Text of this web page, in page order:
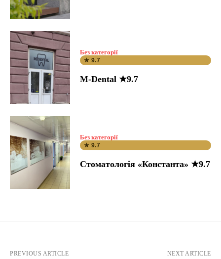
Без категорії
★ 9.7
M-Dental ★9.7
Без категорії
★ 9.7
Стоматологія «Константа» ★9.7
PREVIOUS ARTICLE NEXT ARTICLE